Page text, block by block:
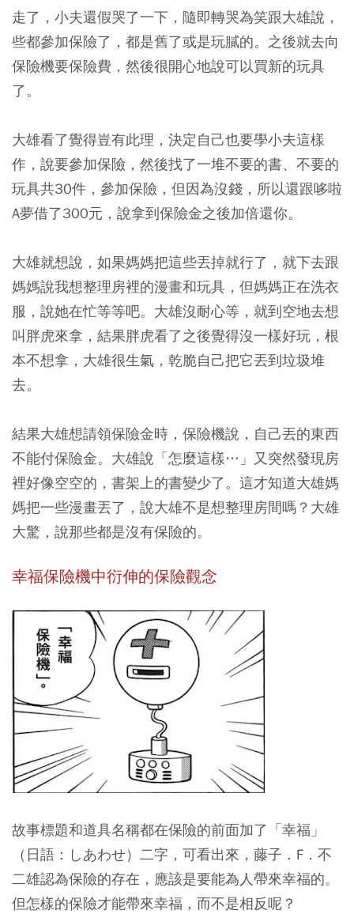
走了，小夫還假哭了一下，隨即轉哭為笑跟大雄說，
些都參加保險了，都是舊了或是玩膩的。之後就去向
保險機要保險費，然後很開心地說可以買新的玩具
了。
大雄看了覺得豈有此理，決定自己也要學小夫這樣
作，說要參加保險，然後找了一堆不要的書、不要的
玩具共30件，參加保險，但因為沒錢，所以還跟哆啦
A夢借了300元，說拿到保險金之後加倍還你。
大雄就想說，如果媽媽把這些丟掉就行了，就下去跟
媽媽說我想整理房裡的漫畫和玩具，但媽媽正在洗衣
服，說她在忙等等吧。大雄沒耐心等，就到空地去想
叫胖虎來拿，結果胖虎看了之後覺得沒一樣好玩，根
本不想拿，大雄很生氣，乾脆自己把它丟到垃圾堆
去。
結果大雄想請領保險金時，保險機說，自己丟的東西
不能付保險金。大雄說「怎麼這樣…」又突然發現房
裡好像空空的，書架上的書變少了。這才知道大雄媽
媽把一些漫畫丟了，說大雄不是想整理房間嗎？大雄
大驚，說那些都是沒有保險的。
幸福保險機中衍伸的保險觀念
故事標題和道具名稱都在保險的前面加了「幸福」
（日語：しあわせ）二字，可看出來，藤子．F．不
二雄認為保險的存在，應該是要能為人帶來幸福的。
但怎樣的保險才能帶來幸福，而不是相反呢？